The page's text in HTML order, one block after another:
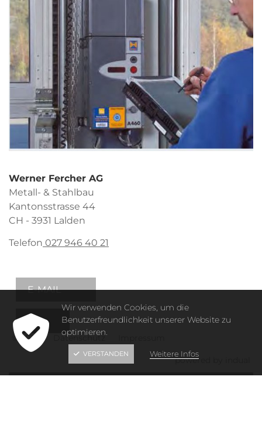
Werner Fercher AG
Metall- & Stahlbau
Kantonsstrasse 44
CH - 3931 Lalden
Telefon 027 946 40 21
E-MAIL
© 2026 Datenschutz
powered by indual
Wir verwenden Cookies, um die
Benutzerfreundlichkeit unserer Website zu
optimieren.
VERSTANDEN Weitere Infos